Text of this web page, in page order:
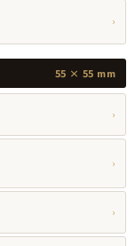
›
55 × 55 mm
›
›
›